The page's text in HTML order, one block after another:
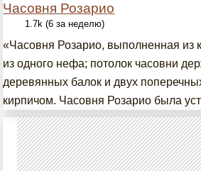
Часовня Розарио
1.7k (6 за неделю)
«Часовня Розарио, выполненная из
из одного нефа; потолок часовни
деревянных балок и двух
кирпичом. Часовня Розарио была